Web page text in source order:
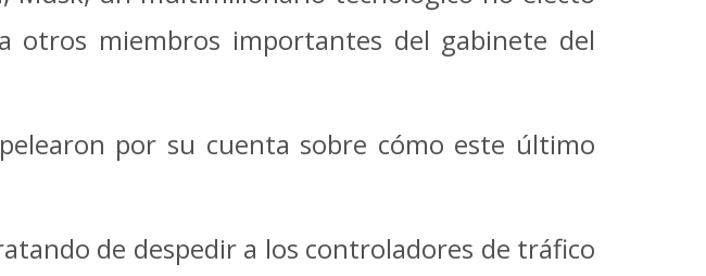
otros miembros importantes del gabinete del
por su cuenta sobre cómo este último
de despedir a los controladores de tráfico